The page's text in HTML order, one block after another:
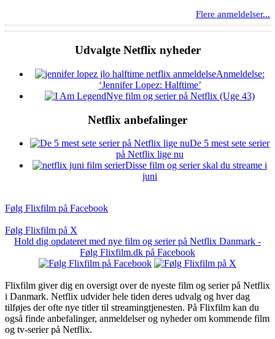
Flere anmeldelser...
Udvalgte Netflix nyheder
Anmeldelse:
‘Jennifer Lopez: Halftime’
Nye film og serier på Netflix (Uge 43)
Netflix anbefalinger
De 5 mest sete serier
på Netflix lige nu
Disse film og serier skal du streame i
juni
Følg Flixfilm på Facebook
Følg Flixfilm på X
Hold dig opdateret med nye film og serier på Netflix Danmark -
Følg Flixfilm.dk på Facebook
Flixfilm giver dig en oversigt over de nyeste film og serier på Netflix
i Danmark. Netflix udvider hele tiden deres udvalg og hver dag
tilføjes der ofte nye titler til streamingtjenesten. På Flixfilm kan du
også finde anbefalinger, anmeldelser og nyheder om kommende film
og tv-serier på Netflix.